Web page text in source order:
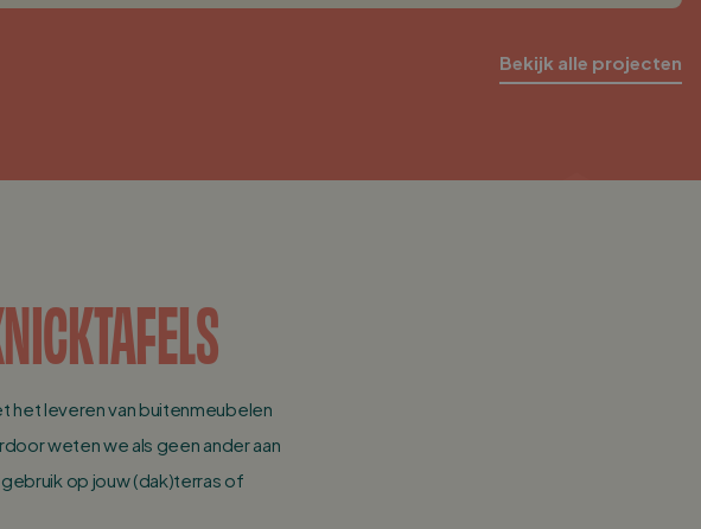
Bekijk alle projecten
het leveren van buitenmeubelen
weten we als geen ander aan
op jouw (dak)terras of